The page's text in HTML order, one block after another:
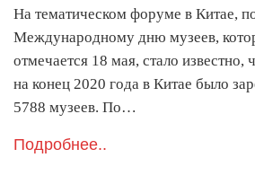
На тематическом форуме в Китае,
Международному дню музеев,
отмечается 18 мая, стало известно,
на конец 2020 года в Китае было
5788 музеев. По…
Подробнее..